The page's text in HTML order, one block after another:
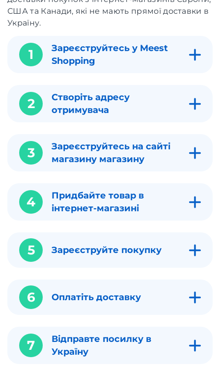
США та Канади, які не мають прямої доставки в
Україну.
1
Зареєструйтесь у Meest
Shopping
2
Створіть адресу
отримувача
3
Зареєструйтесь на сайті
магазину магазину
4
Придбайте товар в
інтернет-магазині
5 Зареєструйте покупку
6 Оплатіть доставку
7
Відправте посилку в
Україну